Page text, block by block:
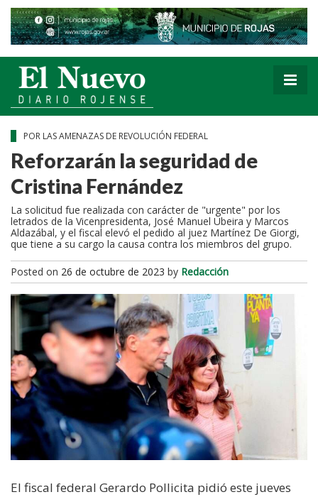
POR LAS AMENAZAS DE REVOLUCIÓN FEDERAL
Reforzarán la seguridad de
Cristina Fernández
La solicitud fue realizada con carácter de "urgente" por los
letrados de la Vicenpresidenta, José Manuel Ubeira y Marcos
Aldazábal, y el fiscal elevó el pedido al juez Martínez De Giorgi,
que tiene a su cargo la causa contra los miembros del grupo.
Posted on 26 de octubre de 2023 by Redacción
El fiscal federal Gerardo Pollicita pidió este jueves